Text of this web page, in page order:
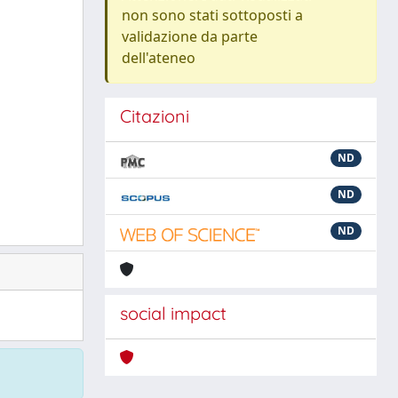
non sono stati sottoposti a
validazione da parte
dell'ateneo
Citazioni
ND
ND
ND
social impact